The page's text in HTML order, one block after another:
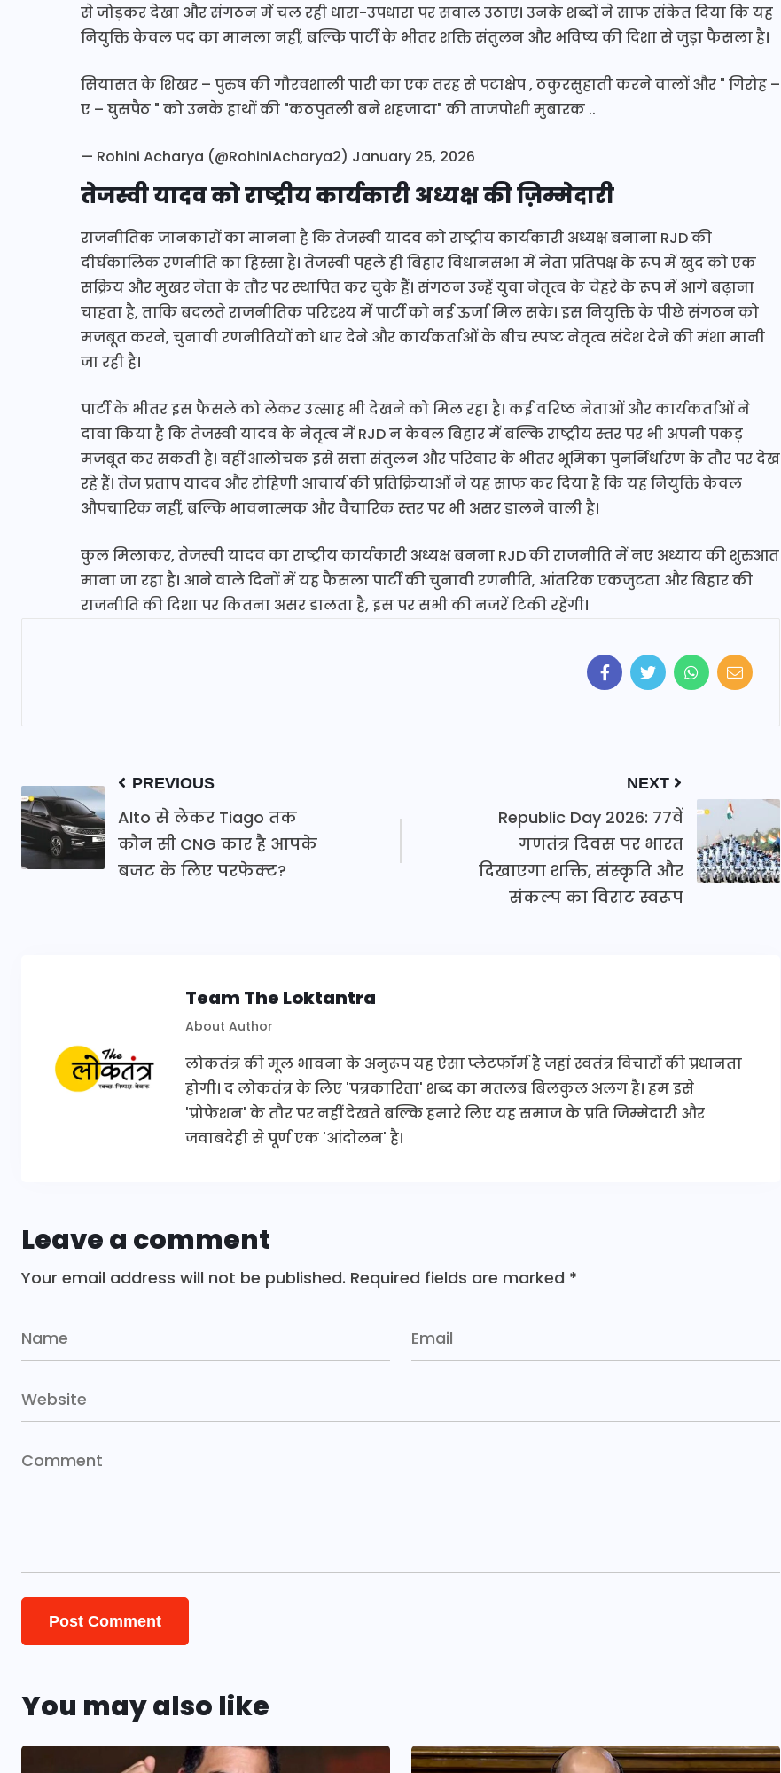
से जोड़कर देखा और संगठन में चल रही धारा-उपधारा पर सवाल उठाए। उनके शब्दों ने साफ संकेत दिया कि यह
नियुक्ति केवल पद का मामला नहीं, बल्कि पार्टी के भीतर शक्ति संतुलन और भविष्य की दिशा से जुड़ा फैसला है।
सियासत के शिखर – पुरुष की गौरवशाली पारी का एक तरह से पटाक्षेप , ठकुरसुहाती करने वालों और " गिरोह –
ए – घुसपैठ " को उनके हाथों की "कठपुतली बने शहजादा" की ताजपोशी मुबारक ..
— Rohini Acharya (@RohiniAcharya2) January 25, 2026
तेजस्वी यादव को राष्ट्रीय कार्यकारी अध्यक्ष की ज़िम्मेदारी
राजनीतिक जानकारों का मानना है कि तेजस्वी यादव को राष्ट्रीय कार्यकारी अध्यक्ष बनाना RJD की
दीर्घकालिक रणनीति का हिस्सा है। तेजस्वी पहले ही बिहार विधानसभा में नेता प्रतिपक्ष के रूप में खुद को एक
सक्रिय और मुखर नेता के तौर पर स्थापित कर चुके हैं। संगठन उन्हें युवा नेतृत्व के चेहरे के रूप में आगे बढ़ाना
चाहता है, ताकि बदलते राजनीतिक परिदृश्य में पार्टी को नई ऊर्जा मिल सके। इस नियुक्ति के पीछे संगठन को
मजबूत करने, चुनावी रणनीतियों को धार देने और कार्यकर्ताओं के बीच स्पष्ट नेतृत्व संदेश देने की मंशा मानी
जा रही है।
पार्टी के भीतर इस फैसले को लेकर उत्साह भी देखने को मिल रहा है। कई वरिष्ठ नेताओं और कार्यकर्ताओं ने
दावा किया है कि तेजस्वी यादव के नेतृत्व में RJD न केवल बिहार में बल्कि राष्ट्रीय स्तर पर भी अपनी पकड़
मजबूत कर सकती है। वहीं आलोचक इसे सत्ता संतुलन और परिवार के भीतर भूमिका पुनर्निर्धारण के तौर पर देख
रहे हैं। तेज प्रताप यादव और रोहिणी आचार्य की प्रतिक्रियाओं ने यह साफ कर दिया है कि यह नियुक्ति केवल
औपचारिक नहीं, बल्कि भावनात्मक और वैचारिक स्तर पर भी असर डालने वाली है।
कुल मिलाकर, तेजस्वी यादव का राष्ट्रीय कार्यकारी अध्यक्ष बनना RJD की राजनीति में नए अध्याय की शुरुआत
माना जा रहा है। आने वाले दिनों में यह फैसला पार्टी की चुनावी रणनीति, आंतरिक एकजुटता और बिहार की
राजनीति की दिशा पर कितना असर डालता है, इस पर सभी की नजरें टिकी रहेंगी।
PREVIOUS
Alto से लेकर Tiago तक
कौन सी CNG कार है आपके
बजट के लिए परफेक्ट?
NEXT
Republic Day 2026: 77वें
गणतंत्र दिवस पर भारत
दिखाएगा शक्ति, संस्कृति और
संकल्प का विराट स्वरूप
Team The Loktantra
About Author
लोकतंत्र की मूल भावना के अनुरूप यह ऐसा प्लेटफॉर्म है जहां स्वतंत्र विचारों की प्रधानता
होगी। द लोकतंत्र के लिए 'पत्रकारिता' शब्द का मतलब बिलकुल अलग है। हम इसे
'प्रोफेशन' के तौर पर नहीं देखते बल्कि हमारे लिए यह समाज के प्रति जिम्मेदारी और
जवाबदेही से पूर्ण एक 'आंदोलन' है।
Leave a comment
Your email address will not be published. Required fields are marked *
You may also like